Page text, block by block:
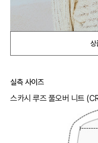
상
실측 사이즈
스카시 루즈 풀오버 니트